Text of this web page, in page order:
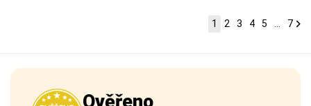
1 2 3 4 5 7